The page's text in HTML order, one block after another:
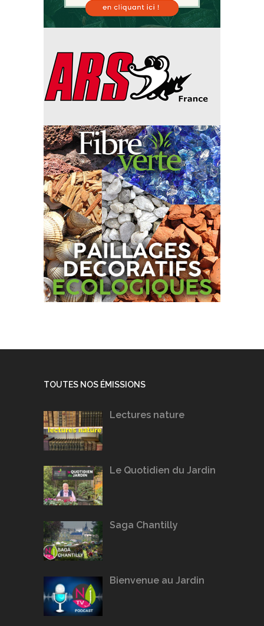
TOUTES NOS ÉMISSIONS
Lectures nature
Le Quotidien du Jardin
Saga Chantilly
Bienvenue au Jardin